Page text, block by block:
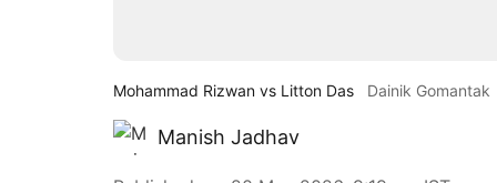
Mohammad Rizwan vs Litton Das Dainik Gomantak
Manish Jadhav